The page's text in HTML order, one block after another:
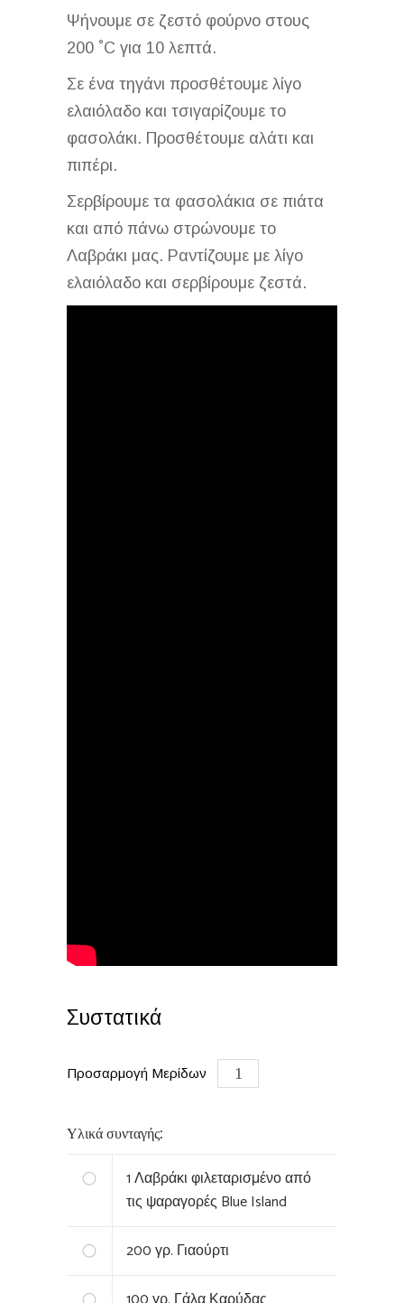
Ψήνουμε σε ζεστό φούρνο στους
200 ˚C για 10 λεπτά.
Σε ένα τηγάνι προσθέτουμε λίγο
ελαιόλαδο και τσιγαρίζουμε το
φασολάκι. Προσθέτουμε αλάτι και
πιπέρι.
Σερβίρουμε τα φασολάκια σε πιάτα
και από πάνω στρώνουμε το
Λαβράκι μας. Ραντίζουμε με λίγο
ελαιόλαδο και σερβίρουμε ζεστά.
Συστατικά
Προσαρμογή Μερίδων
Υλικά συνταγής:
1Λαβράκι φιλεταρισμένο‏ από
τις ψαραγορές Blue Island
200γρ. Γιαούρτι